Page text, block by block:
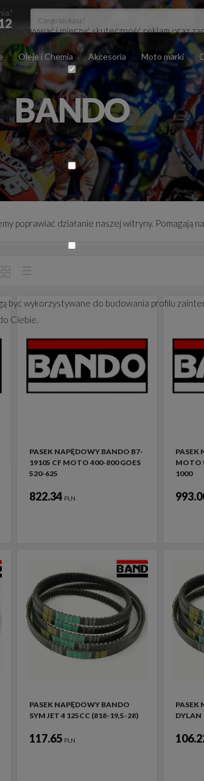
Oleje i Chemia Akcesoria Moto marki
BANDO
PASEK NAPĘDOWY BANDO B7-
19105 CF MOTO 400-800 GOES
520-625
822.34 PLN
PASEK
MOTO
1000
PASEK NAPĘDOWY BANDO
SYM JET 4 125CC (818-19,5-28)
117.65 PLN
PASEK
DYLAN
i mierzyć skuteczność reklam oraz
o tym, jak korzystasz z naszej witryny.
logowanie, zapamiętywanie postępów w
poprawiać działanie naszej witryny.
być wykorzystywane do budowania profilu
Ciebie.